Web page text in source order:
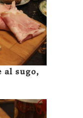
al sugo,